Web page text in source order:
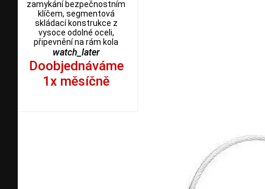
zamykání bezpečnostním
klíčem, segmentová
skládací konstrukce z
vysoce odolné oceli,
připevnění na rám kola
watch_later
Doobjednáváme
1x měsíčně